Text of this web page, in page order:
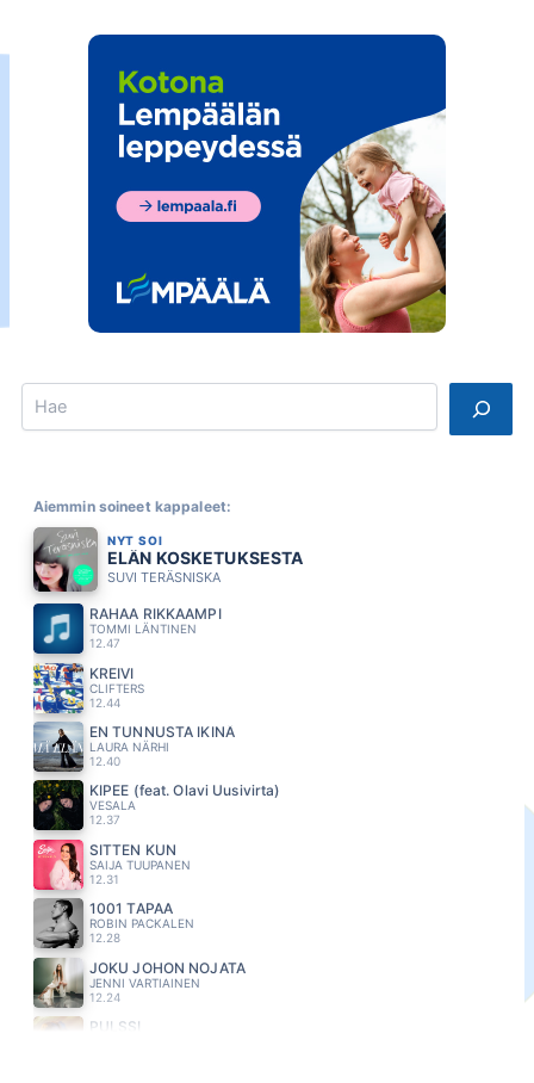
Search
Aiemmin soineet kappaleet:
NYT SOI
ELÄN KOSKETUKSESTA
SUVI TERÄSNISKA
RAHAA RIKKAAMPI
TOMMI LÄNTINEN
12.47
KREIVI
CLIFTERS
12.44
EN TUNNUSTA IKINÄ
LAURA NÄRHI
12.40
KIPEE (feat. Olavi Uusivirta)
VESALA
12.37
SITTEN KUN
SAIJA TUUPANEN
12.31
1001 TAPAA
ROBIN PACKALEN
12.28
JOKU JOHON NOJATA
JENNI VARTIAINEN
12.24
PULSSI